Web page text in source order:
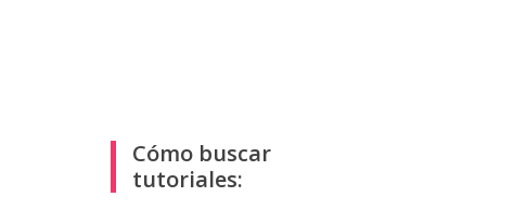
Cómo buscar
tutoriales: